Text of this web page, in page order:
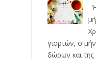
γιορτών, ο
δώρων και